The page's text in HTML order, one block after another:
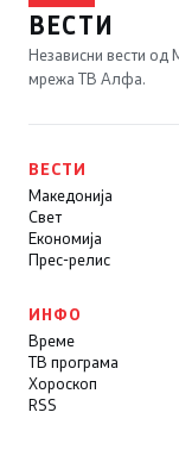
ВЕСТИ
Независни вести од
мрежа ТВ Алфа.
ВЕСТИ
Македонија
Свет
Економија
Прес-релис
ИНФО
Време
ТВ програма
Хороскоп
RSS